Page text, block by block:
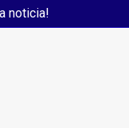
noticia!